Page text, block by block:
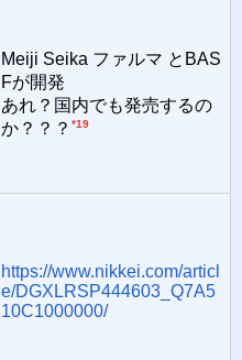
Meiji Seika ファルマ とBAS
Fが開発
あれ？国内でも発売するの
か？？？*19
https://www.nikkei.com/articl
e/DGXLRSP444603_Q7A5
10C1000000/